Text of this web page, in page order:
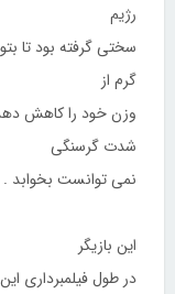
رژیم
گرم از
وزن خود را کاهش
شدت گرسنگی
نمی توانست بخوابد .
این بازیگر